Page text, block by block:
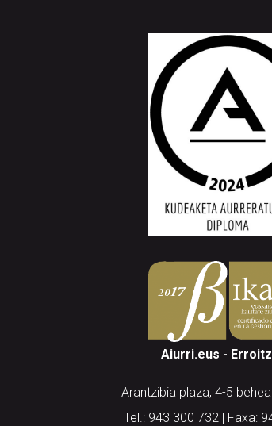
Aiurri.eus -
Arantzibia plaza, 4-5
Tel.: 943 300 732 | Faxa: